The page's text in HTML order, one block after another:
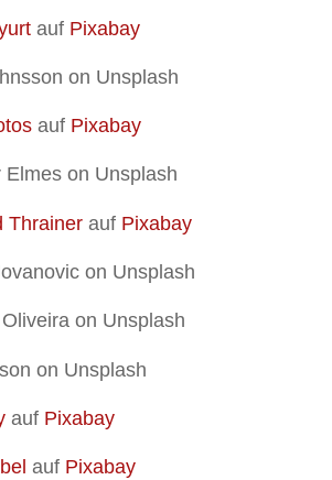
auf Pixabay
on Unsplash
auf Pixabay
on Unsplash
Thrainer auf Pixabay
on Unsplash
on Unsplash
on Unsplash
auf Pixabay
auf Pixabay